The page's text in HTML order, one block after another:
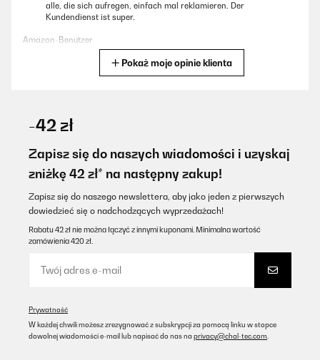
alle, die sich aufregen, einfach mal reklamieren. Der
Kundendienst ist super.
Amazon-Benutzer
genügend Fächern. Leider ist bei unserer Box nach einem
knappen Jahr der Verschluss abgebrochen. Klarstein kontaktiert,
nach gut 4-wöchiger Wartezeit kam eine Mail auf Polnisch (?)
zurück. Laut Übersetzung in etwa, wir haben keinen Kontakt und
ich soll mich an den Verkäufer wenden..... Nachdem ich mehrere
kenne, die das Problemit den Verschlüssen haben wird die
nächste Box von einem anderen Anbieter sein.
Amazon-Benutzer
Die Brotdose wird bei uns geliebt, gute Aufteilung. Bei uns ist der
Pokaż moje opinie klienta
-42 zł
Zapisz się do naszych wiadomości i uzyskaj
zniżkę 42 zł* na następny zakup!
Zapisz się do naszego newslettera, aby jako jeden z pierwszych
dowiedzieć się o nadchodzących wyprzedażach!
Rabatu 42 zł nie można łączyć z innymi kuponami. Minimalna wartość
zamówienia 420 zł.
Prywatność
W każdej chwili możesz zrezygnować z subskrypcji za pomocą linku w stopce
dowolnej wiadomości e-mail lub napisać do nas na privacy@chal-tec.com